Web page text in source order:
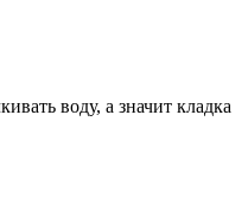
воду, а значит кладка